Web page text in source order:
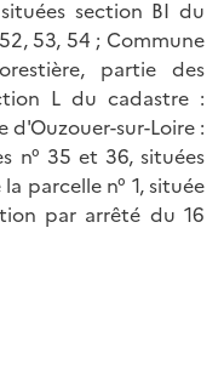
section BI du
53, 54 ; Commune
partie des
L du cadastre :
d'Ouzouer-sur-Loire :
n° 35 et 36, situées
parcelle n° 1, située
par arrêté du 16